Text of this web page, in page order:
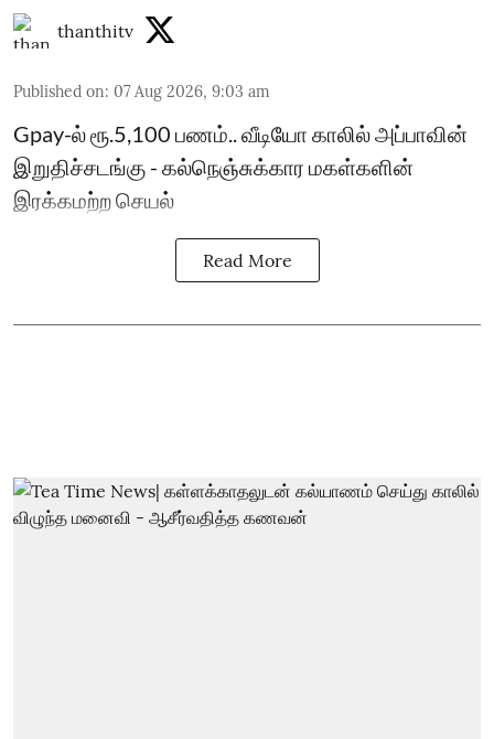
thanthitv
Published on: 07 Aug 2026, 9:03 am
Gpay-ல் ரூ.5,100 பணம்.. வீடியோ காலில் அப்பாவின்
இறுதிச்சடங்கு - கல்நெஞ்சுக்கார மகள்களின்
இரக்கமற்ற செயல்
Read More